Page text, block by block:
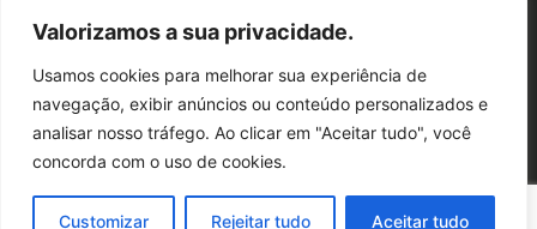
Valorizamos a sua privacidade.
Usamos cookies para melhorar sua experiência de
navegação, exibir anúncios ou conteúdo personalizados e
analisar nosso tráfego. Ao clicar em "Aceitar tudo", você
concorda com o uso de cookies.
Customizar Rejeitar tudo Aceitar tudo
Como chegar
Rotas
(+55) 11 3078 3055